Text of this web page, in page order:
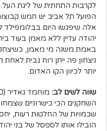
לקרבות התחתית של ליגת
הפועל תל אביב יש חמש
אלה שיפגשו היום
יהודה עדיין ללא מאמן בעוד
באמת משנה מי מאמן,
ניצחון פה ייתן רוח גבית
יותר לכיוון הקו האדום.
שווה לשים לב:
שכמויות של החלטות רעות,
הובילו אותו לספסל של בני